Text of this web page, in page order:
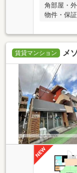
角部屋・
物件・保
賃貸マンション メ